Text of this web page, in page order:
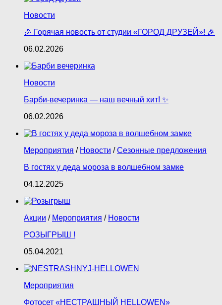
Новости
🎉 Горячая новость от студии «ГОРОД ДРУЗЕЙ»! 🎉
06.02.2026
Новости
Барби‑вечеринка — наш вечный хит! ✨
06.02.2026
Мероприятия / Новости /Сезонные предложения
В гостях у деда мороза в волшебном замке
04.12.2025
Акции / Мероприятия / Новости
РОЗЫГРЫШ !
05.04.2021
Мероприятия
Фотосет «НЕСТРАШНЫЙ HELLOWEN»